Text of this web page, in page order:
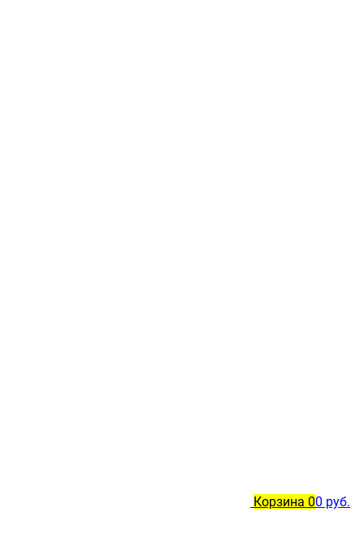
Корзина 00 руб.